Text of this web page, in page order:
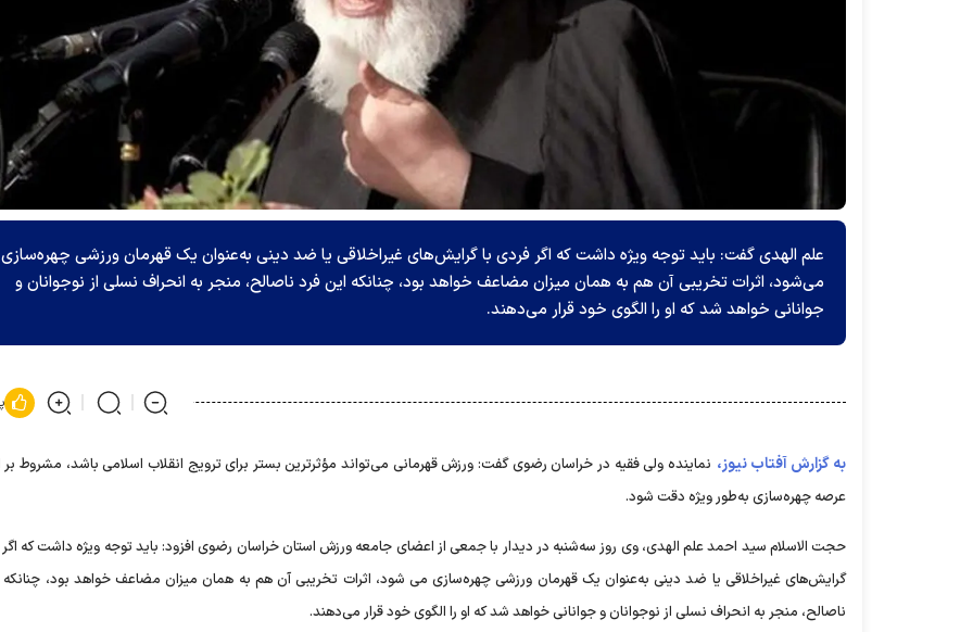
علم الهدی گفت: باید توجه ویژه داشت که اگر فردی با گرایش‌های غیراخلاقی یا ضد دینی به‌عنوان یک قهرمان ورزشی چهره‌سازی
می‌شود، اثرات تخریبی آن هم به همان میزان مضاعف خواهد بود، چنانکه این فرد ناصالح، منجر به انحراف نسلی از نوجوانان و
جوانانی خواهد شد که او را الگوی خود قرار می‌دهند.
به گزارش آفتاب نیوز، نماینده ولی فقیه در خراسان رضوی گفت: ورزش قهرمانی می‌تواند مؤثرترین بستر برای ترویج انقلاب اسلامی باشد، مشروط بر
عرصه چهره‌سازی به‌طور ویژه دقت شود.
حجت الاسلام سید احمد علم الهدی، وی روز سه‌شنبه در دیدار با جمعی از اعضای جامعه ورزش استان خراسان رضوی افزود: باید توجه ویژه داشت که اگر
گرایش‌های غیراخلاقی یا ضد دینی به‌عنوان یک قهرمان ورزشی چهره‌سازی می شود، اثرات تخریبی آن هم به همان میزان مضاعف خواهد بود، چنانکه
ناصالح، منجر به انحراف نسلی از نوجوانان و جوانانی خواهد شد که او را الگوی خود قرار می‌دهند.